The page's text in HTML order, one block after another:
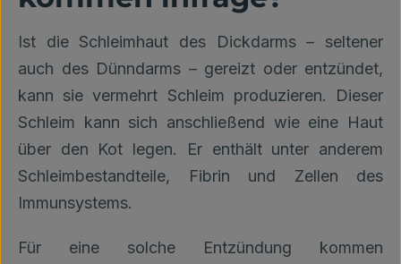
Ist die Schleimhaut des Dickdarms – seltener
auch des Dünndarms – gereizt oder entzündet,
kann sie vermehrt Schleim produzieren. Dieser
Schleim kann sich anschließend wie eine Haut
über den Kot legen. Er enthält unter anderem
Schleimbestandteile, Fibrin und Zellen des
Immunsystems.
Für eine solche Entzündung kommen